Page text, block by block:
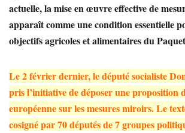
actuelle,la mise en œuvre effective de
apparaît comme une condition essentielle
objectifs agricoles et alimentaires du
Le 2 février dernier, le député socialiste
pris l’initiative de déposer une proposition
européenne sur les mesures miroirs. Le
cosigné par 70 députés de 7 groupes